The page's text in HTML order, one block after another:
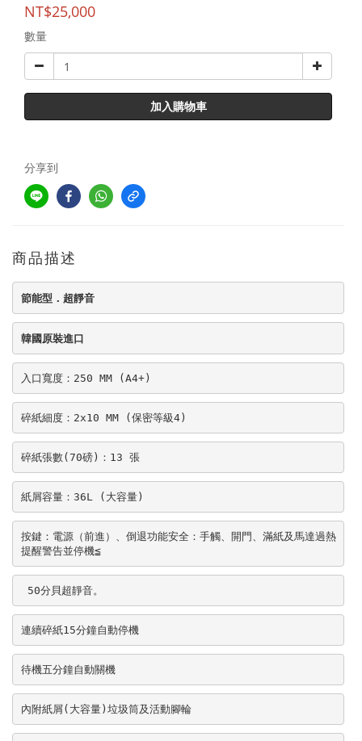
NT$25,000
數量
加入購物車
分享到
商品描述
節能型．超靜音
韓國原裝進口
入口寬度：250 MM (A4+)
碎紙細度：2x10 MM (保密等級4)
碎紙張數(70磅)：13 張
紙屑容量：36L (大容量)
按鍵：電源（前進）、倒退功能安全：手觸、開門、滿紙及馬達過熱
提醒警告並停機≦
50分貝超靜音。
連續碎紙15分鐘自動停機
待機五分鐘自動關機
內附紙屑(大容量)垃圾筒及活動腳輪